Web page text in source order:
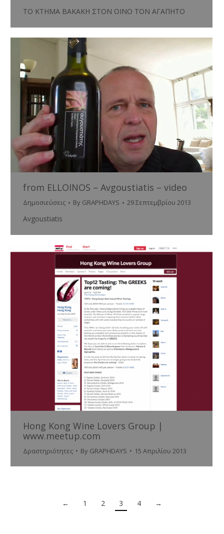
ΤΟ ΚΤΗΜΑ ΒΑΚΑΚΗ ΣΤΟΝ ΟΙΝΟ ΤΟΝ ΑΓΑΠΗΤΟ
from ELLOINOS – Avgoustiatis – video
Δημοσιεύσεις By GRAPHDAYS 29 Σεπτεμβρίου 2013
Avgoustiatis
Hong Kong Wine Lovers Group |
www.meetup.com
Δραστηριότητες By GRAPHDAYS 15 Απριλίου 2013
← 1 2 3 4 →